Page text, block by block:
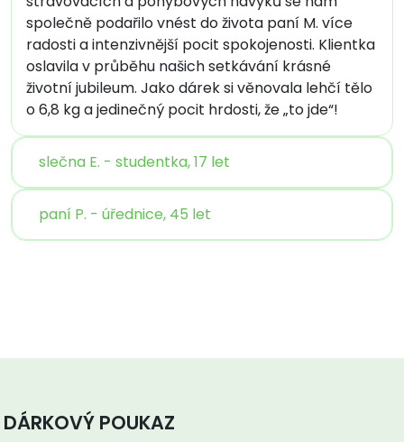
společně podařilo vnést do života paní M. více
radosti a intenzivnější pocit spokojenosti. Klientka
oslavila v průběhu našich setkávání krásné
životní jubileum. Jako dárek si věnovala lehčí tělo
o 6,8 kg a jedinečný pocit hrdosti, že „to jde“!
slečna E. - studentka, 17 let
paní P. - úřednice, 45 let
DÁRKOVÝ POUKAZ